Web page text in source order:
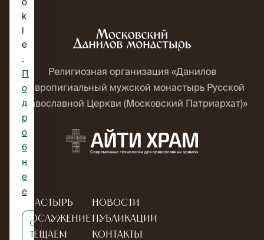
Религиозная организация «Данилов
ставропигиальный мужской монастырь Русской
Православной Церкви (Московский Патриархат)»
Монастырь
Богослужение
Посещаем
Новости
Публикации
Контакты
k
i
e
.
П
о
д
р
о
б
н
е
е
О
т